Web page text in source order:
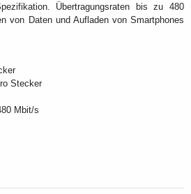
Übertragungsraten bis zu 480
von Daten und Aufladen von Smartphones
Stecker
Mbit/s